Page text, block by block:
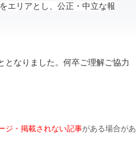
エリアとし、公正・中立な報
となりました。何卒ご理解ご協力
ジ・掲載されない記事がある場合があ